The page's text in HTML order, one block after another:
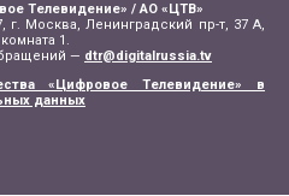
Телевидение» / АО «ЦТВ»
г. Москва, Ленинградский пр-т, 37 А,
1.
— dtr@digitalrussia.tv
«Цифровое Телевидение» в
данных